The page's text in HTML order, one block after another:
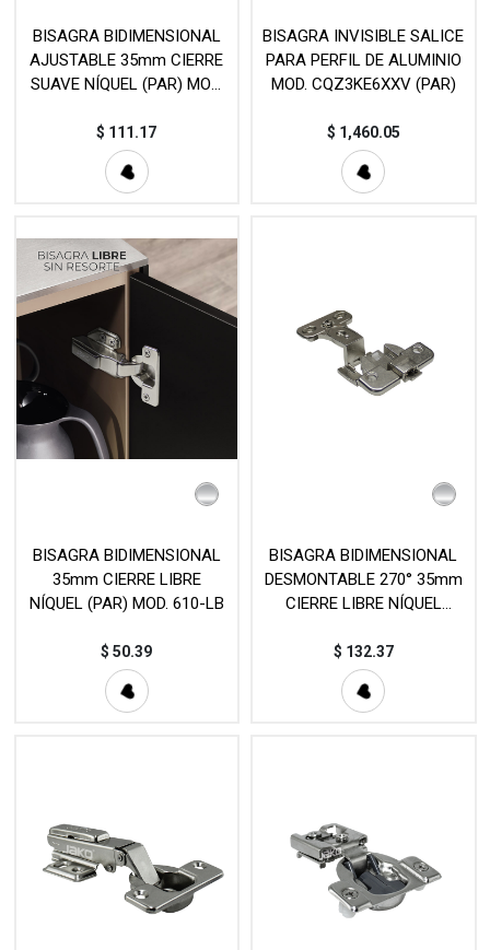
BISAGRA BIDIMENSIONAL
AJUSTABLE 35mm CIERRE
SUAVE NÍQUEL (PAR) MOD.
$ 111.17
BISAGRA INVISIBLE SALICE
PARA PERFIL DE ALUMINIO
MOD. CQZ3KE6XXV (PAR)
$ 1,460.05
BISAGRA BIDIMENSIONAL
35mm CIERRE LIBRE
NÍQUEL (PAR) MOD. 610-LB
$50.39
BISAGRA BIDIMENSIONAL
DESMONTABLE 270° 35mm
CIERRE LIBRE NÍQUEL
$ 132.37